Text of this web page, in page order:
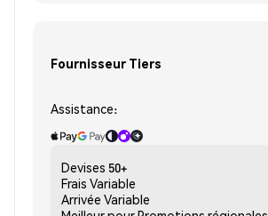
Fournisseur Tiers
Assistance:
Devises 50+
Frais Variable
Arrivée Variable